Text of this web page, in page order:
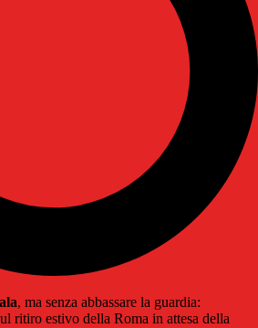
, ma senza abbassare la guardia:
ritiro estivo della Roma in attesa della